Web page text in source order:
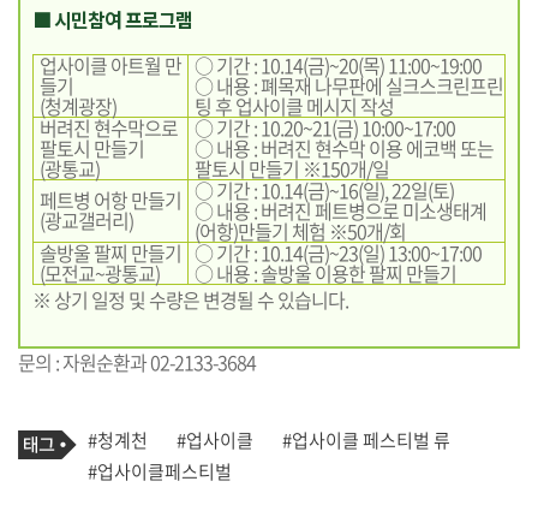
■ 시민참여 프로그램
업사이클 아트월 만
들기
(청계광장)
○ 기간 : 10.14(금)~20(목) 11:00~19:00
○ 내용 : 폐목재 나무판에 실크스크린프린
팅 후 업사이클 메시지 작성
버려진 현수막으로
팔토시 만들기
(광통교)
○ 기간 : 10.20~21(금) 10:00~17:00
○ 내용 : 버려진 현수막 이용 에코백 또는
팔토시 만들기 ※150개/일
페트병 어항 만들기
(광교갤러리)
○ 기간 : 10.14(금)~16(일), 22일(토)
○ 내용 : 버려진 페트병으로 미소생태계
(어항)만들기 체험 ※50개/회
솔방울 팔찌 만들기
(모전교~광통교)
○ 기간 : 10.14(금)~23(일) 13:00~17:00
○ 내용 : 솔방울 이용한 팔찌 만들기
※ 상기 일정 및 수량은 변경될 수 있습니다.
문의 : 자원순환과 02-2133-3684
기
사
관
련
태
그
#청계천 #업사이클
#업사이클 페스티벌 류
#업사이클페스티벌